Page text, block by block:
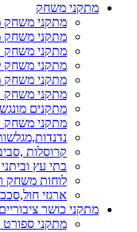
מתקני משחק
מתקני משחק
מתקני משחק
מתקני משחק
מתקני משחק
מתקני משחק
מתקני משחק
מתקנים
מתקני משחק
קרוסלות
בתי עץ
לוחות משחק
ארגזי
מתקני כושר ציבוריים
מתקני ספורט